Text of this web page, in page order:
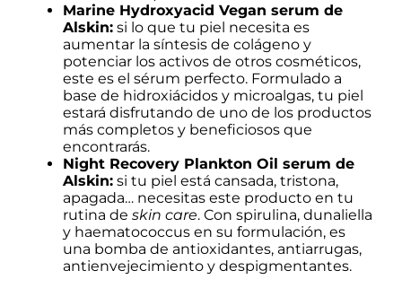
Marine Hydroxyacid Vegan serum de
Alskin: si lo que tu piel necesita es
aumentar la síntesis de colágeno y
potenciar los activos de otros cosméticos,
este es el sérum perfecto. Formulado a
base de hidroxiácidos y microalgas, tu piel
estará disfrutando de uno de los productos
más completos y beneficiosos que
encontrarás.
Night Recovery Plankton Oil serum de
Alskin: si tu piel está cansada, tristona,
apagada… necesitas este producto en tu
rutina de skin care. Con spirulina, dunaliella
y haematococcus en su formulación, es
una bomba de antioxidantes, antiarrugas,
antienvejecimiento y despigmentantes.